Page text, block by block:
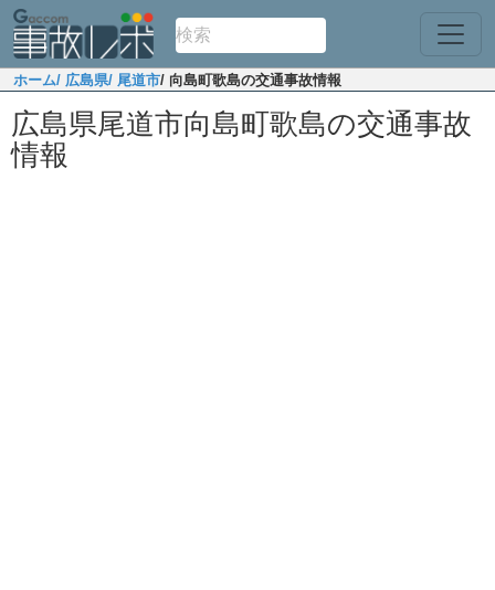
ホーム/ 広島県/ 尾道市/ 向島町歌島の交通事故情報
広島県尾道市向島町歌島の交通事故
情報